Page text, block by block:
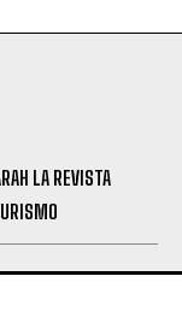
LA REVISTA